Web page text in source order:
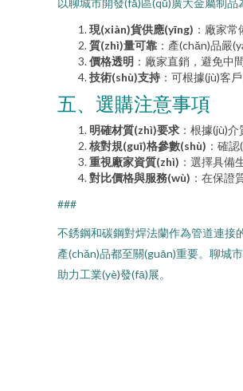
以聊城市開發(fā)區(qū)廣大金屬制
現(xiàn)貨供應(yīng) ：廠家
質(zhì)量可靠 ：產(chǎn)品嚴
價格透明 ：廠家直銷，避免中
技術(shù)支持 ：可根據(jù)客
五、選購注意事項
明確材質(zhì)要求 ：根據(jù)
核對規(guī)格參數(shù) ：確
重視廠家資質(zhì) ：選擇具備
對比價格與服務(wù) ：在保證
###
不銹鋼和碳鋼對焊法蘭作為管道連接
產(chǎn)品都至關(guān)重要。聊城
助力工業(yè)發(fā)展。